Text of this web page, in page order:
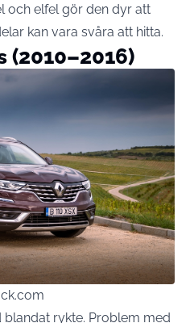
och elfel gör den dyr att
kan vara svåra att hitta.
(2010–2016)
rykte. Problem med